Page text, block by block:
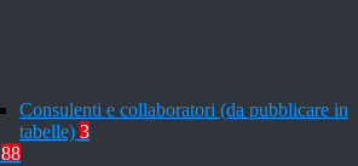
Consulenti e collaboratori (da pubblicare in
tabelle) 3
88